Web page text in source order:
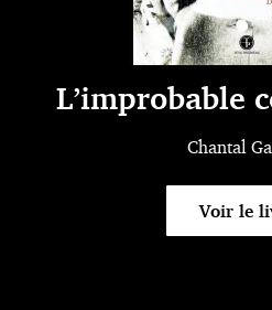
L’improbable
Chantal
Voir le